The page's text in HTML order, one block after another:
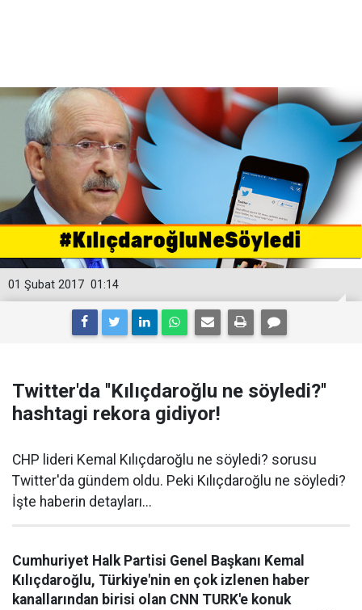
01:14
01 Şubat 2017
Twitter'da ''Kılıçdaroğlu ne söyledi?''
hashtagi rekora gidiyor!
CHP lideri Kemal Kılıçdaroğlu ne söyledi? sorusu
Twitter'da gündem oldu. Peki Kılıçdaroğlu ne söyledi?
İşte haberin detayları...
Cumhuriyet Halk Partisi Genel Başkanı Kemal
Kılıçdaroğlu, Türkiye'nin en çok izlenen haber
kanallarından birisi olan CNN TURK'e konuk